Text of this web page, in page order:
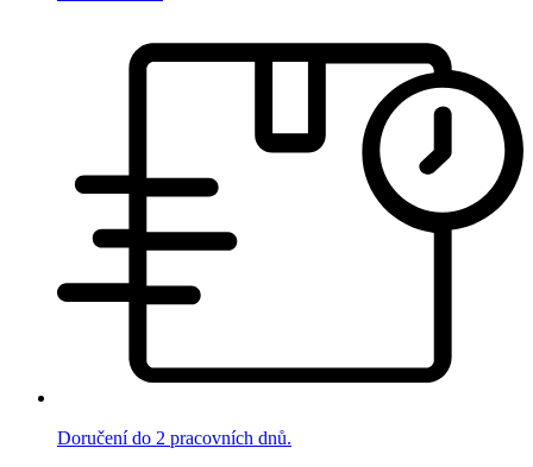
Doručení do 2 pracovních dnů.